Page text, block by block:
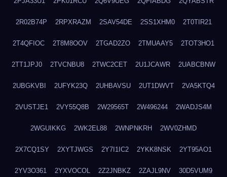
2R02B74P 2RPXRAZM 2SAV54DE 2SS1XHM0 2T0TIR21
2T4QFIOC 2T8M8OOV 2TGAD2ZO 2TMUAAY5 2TOT3HO1
2TT1JPJ0 2TVCNBU8 2TWC2CET 2U1JCAWR 2UABCBNW
2UBGKVBI 2UFYK23Q 2UHBAVSU 2UT1DWVT 2VA5KTQ4
2VUSTJE1 2VY55Q8B 2W29565T 2W496244 2WADJS4M
2WGUIKKG 2WK2EL88 2WNPNKRH 2WV0ZHMD
2X7CQ1SY 2XYTJWGS 2Y7I1IC2 2YKK8NSK 2YT95AO1
2YV3O361 2YXVOCOL 2Z2JNBKZ 2ZAJL9NV 30D5VUM9